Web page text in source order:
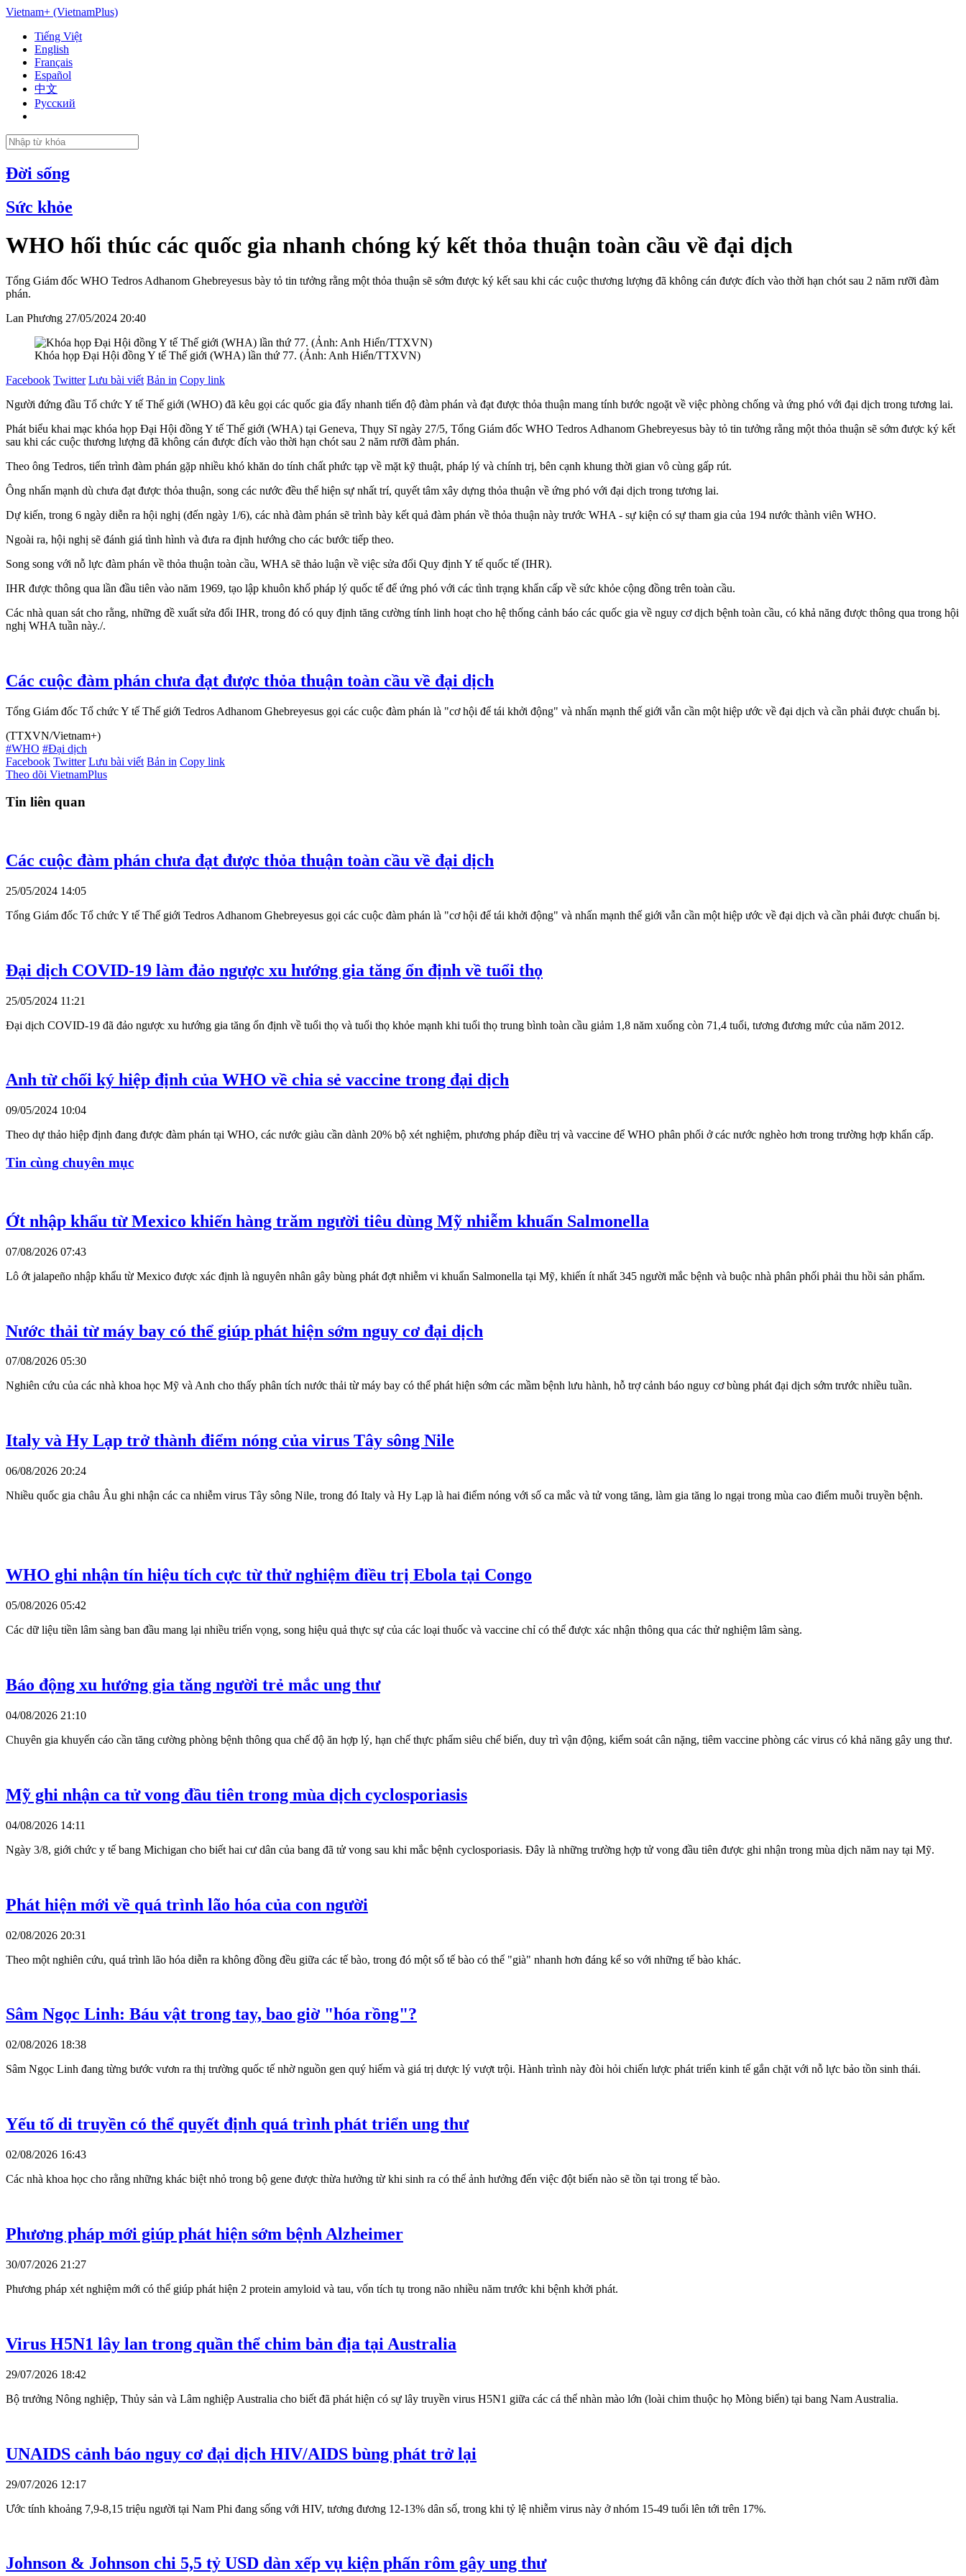
Vietnam+ (VietnamPlus)
Tiếng Việt
English
Français
Español
中文
Русский
Đời sống
Sức khỏe
WHO hối thúc các quốc gia nhanh chóng ký kết thỏa thuận toàn cầu về đại dịch
Tổng Giám đốc WHO Tedros Adhanom Ghebreyesus bày tỏ tin tưởng rằng một thỏa thuận sẽ sớm được ký kết sau khi các cuộc thương lượng đã không cán được đích vào thời hạn chót sau 2 năm rưỡi đàm
phán.
Lan Phương 27/05/2024 20:40
Khóa họp Đại Hội đồng Y tế Thế giới (WHA) lần thứ 77. (Ảnh: Anh Hiển/TTXVN)
Facebook Twitter Lưu bài viết Bản in Copy link
Người đứng đầu Tổ chức Y tế Thế giới (WHO) đã kêu gọi các quốc gia đẩy nhanh tiến độ đàm phán và đạt được thỏa thuận mang tính bước ngoặt về việc phòng chống và ứng phó với đại dịch trong tương lai.
Phát biểu khai mạc khóa họp Đại Hội đồng Y tế Thế giới (WHA) tại Geneva, Thụy Sĩ ngày 27/5, Tổng Giám đốc WHO Tedros Adhanom Ghebreyesus bày tỏ tin tưởng rằng một thỏa thuận sẽ sớm được ký kết
sau khi các cuộc thương lượng đã không cán được đích vào thời hạn chót sau 2 năm rưỡi đàm phán.
Theo ông Tedros, tiến trình đàm phán gặp nhiều khó khăn do tính chất phức tạp về mặt kỹ thuật, pháp lý và chính trị, bên cạnh khung thời gian vô cùng gấp rút.
Ông nhấn mạnh dù chưa đạt được thỏa thuận, song các nước đều thể hiện sự nhất trí, quyết tâm xây dựng thỏa thuận về ứng phó với đại dịch trong tương lai.
Dự kiến, trong 6 ngày diễn ra hội nghị (đến ngày 1/6), các nhà đàm phán sẽ trình bày kết quả đàm phán về thỏa thuận này trước WHA - sự kiện có sự tham gia của 194 nước thành viên WHO.
Ngoài ra, hội nghị sẽ đánh giá tình hình và đưa ra định hướng cho các bước tiếp theo.
Song song với nỗ lực đàm phán về thỏa thuận toàn cầu, WHA sẽ thảo luận về việc sửa đổi Quy định Y tế quốc tế (IHR).
IHR được thông qua lần đầu tiên vào năm 1969, tạo lập khuôn khổ pháp lý quốc tế để ứng phó với các tình trạng khẩn cấp về sức khỏe cộng đồng trên toàn cầu.
Các nhà quan sát cho rằng, những đề xuất sửa đổi IHR, trong đó có quy định tăng cường tính linh hoạt cho hệ thống cảnh báo các quốc gia về nguy cơ dịch bệnh toàn cầu, có khả năng được thông qua trong hội
nghị WHA tuần này./.
Các cuộc đàm phán chưa đạt được thỏa thuận toàn cầu về đại dịch
Tổng Giám đốc Tổ chức Y tế Thế giới Tedros Adhanom Ghebreyesus gọi các cuộc đàm phán là "cơ hội để tái khởi động" và nhấn mạnh thế giới vẫn cần một hiệp ước về đại dịch và cần phải được chuẩn bị.
(TTXVN/Vietnam+)
#WHO #Đại dịch
Facebook Twitter Lưu bài viết Bản in Copy link
Theo dõi VietnamPlus
Tin liên quan
Các cuộc đàm phán chưa đạt được thỏa thuận toàn cầu về đại dịch
25/05/2024 14:05
Tổng Giám đốc Tổ chức Y tế Thế giới Tedros Adhanom Ghebreyesus gọi các cuộc đàm phán là "cơ hội để tái khởi động" và nhấn mạnh thế giới vẫn cần một hiệp ước về đại dịch và cần phải được chuẩn bị.
Đại dịch COVID-19 làm đảo ngược xu hướng gia tăng ổn định về tuổi thọ
25/05/2024 11:21
Đại dịch COVID-19 đã đảo ngược xu hướng gia tăng ổn định về tuổi thọ và tuổi thọ khỏe mạnh khi tuổi thọ trung bình toàn cầu giảm 1,8 năm xuống còn 71,4 tuổi, tương đương mức của năm 2012.
Anh từ chối ký hiệp định của WHO về chia sẻ vaccine trong đại dịch
09/05/2024 10:04
Theo dự thảo hiệp định đang được đàm phán tại WHO, các nước giàu cần dành 20% bộ xét nghiệm, phương pháp điều trị và vaccine để WHO phân phối ở các nước nghèo hơn trong trường hợp khẩn cấp.
Tin cùng chuyên mục
Ớt nhập khẩu từ Mexico khiến hàng trăm người tiêu dùng Mỹ nhiễm khuẩn Salmonella
07/08/2026 07:43
Lô ớt jalapeño nhập khẩu từ Mexico được xác định là nguyên nhân gây bùng phát đợt nhiễm vi khuẩn Salmonella tại Mỹ, khiến ít nhất 345 người mắc bệnh và buộc nhà phân phối phải thu hồi sản phẩm.
Nước thải từ máy bay có thể giúp phát hiện sớm nguy cơ đại dịch
07/08/2026 05:30
Nghiên cứu của các nhà khoa học Mỹ và Anh cho thấy phân tích nước thải từ máy bay có thể phát hiện sớm các mầm bệnh lưu hành, hỗ trợ cảnh báo nguy cơ bùng phát đại dịch sớm trước nhiều tuần.
Italy và Hy Lạp trở thành điểm nóng của virus Tây sông Nile
06/08/2026 20:24
Nhiều quốc gia châu Âu ghi nhận các ca nhiễm virus Tây sông Nile, trong đó Italy và Hy Lạp là hai điểm nóng với số ca mắc và tử vong tăng, làm gia tăng lo ngại trong mùa cao điểm muỗi truyền bệnh.
WHO ghi nhận tín hiệu tích cực từ thử nghiệm điều trị Ebola tại Congo
05/08/2026 05:42
Các dữ liệu tiền lâm sàng ban đầu mang lại nhiều triển vọng, song hiệu quả thực sự của các loại thuốc và vaccine chỉ có thể được xác nhận thông qua các thử nghiệm lâm sàng.
Báo động xu hướng gia tăng người trẻ mắc ung thư
04/08/2026 21:10
Chuyên gia khuyến cáo cần tăng cường phòng bệnh thông qua chế độ ăn hợp lý, hạn chế thực phẩm siêu chế biến, duy trì vận động, kiểm soát cân nặng, tiêm vaccine phòng các virus có khả năng gây ung thư.
Mỹ ghi nhận ca tử vong đầu tiên trong mùa dịch cyclosporiasis
04/08/2026 14:11
Ngày 3/8, giới chức y tế bang Michigan cho biết hai cư dân của bang đã tử vong sau khi mắc bệnh cyclosporiasis. Đây là những trường hợp tử vong đầu tiên được ghi nhận trong mùa dịch năm nay tại Mỹ.
Phát hiện mới về quá trình lão hóa của con người
02/08/2026 20:31
Theo một nghiên cứu, quá trình lão hóa diễn ra không đồng đều giữa các tế bào, trong đó một số tế bào có thể "già" nhanh hơn đáng kể so với những tế bào khác.
Sâm Ngọc Linh: Báu vật trong tay, bao giờ "hóa rồng"?
02/08/2026 18:38
Sâm Ngọc Linh đang từng bước vươn ra thị trường quốc tế nhờ nguồn gen quý hiếm và giá trị dược lý vượt trội. Hành trình này đòi hỏi chiến lược phát triển kinh tế gắn chặt với nỗ lực bảo tồn sinh thái.
Yếu tố di truyền có thể quyết định quá trình phát triển ung thư
02/08/2026 16:43
Các nhà khoa học cho rằng những khác biệt nhỏ trong bộ gene được thừa hưởng từ khi sinh ra có thể ảnh hưởng đến việc đột biến nào sẽ tồn tại trong tế bào.
Phương pháp mới giúp phát hiện sớm bệnh Alzheimer
30/07/2026 21:27
Phương pháp xét nghiệm mới có thể giúp phát hiện 2 protein amyloid và tau, vốn tích tụ trong não nhiều năm trước khi bệnh khởi phát.
Virus H5N1 lây lan trong quần thể chim bản địa tại Australia
29/07/2026 18:42
Bộ trưởng Nông nghiệp, Thủy sản và Lâm nghiệp Australia cho biết đã phát hiện có sự lây truyền virus H5N1 giữa các cá thể nhàn mào lớn (loài chim thuộc họ Mòng biển) tại bang Nam Australia.
UNAIDS cảnh báo nguy cơ đại dịch HIV/AIDS bùng phát trở lại
29/07/2026 12:17
Ước tính khoảng 7,9-8,15 triệu người tại Nam Phi đang sống với HIV, tương đương 12-13% dân số, trong khi tỷ lệ nhiễm virus này ở nhóm 15-49 tuổi lên tới trên 17%.
Johnson & Johnson chi 5,5 tỷ USD dàn xếp vụ kiện phấn rôm gây ung thư